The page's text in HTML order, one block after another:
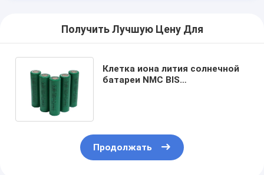
Получить Лучшую Цену Для
Клетка иона лития солнечной
батареи NMC BIS
Продолжать